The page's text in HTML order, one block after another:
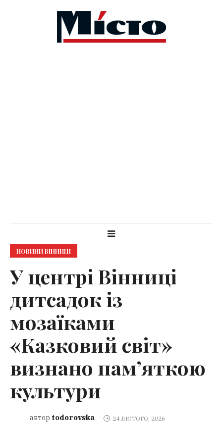
НОВИНИ ВІННИЦІ
У центрі Вінниці
дитсадок із
мозаїками
«Казковий світ»
визнано пам’яткою
культури
автор todorovska 24 ЛЮТОГО, 2026